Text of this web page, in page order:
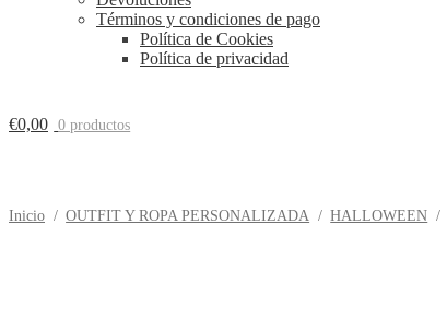
Términos y condiciones de pago
Política de Cookies
Política de privacidad
€0,00 0 productos
Inicio / OUTFIT Y ROPA PERSONALIZADA / HALLOWEEN /